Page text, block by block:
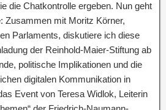
die Chatkontrolle ergeben. Nun geht
Zusammen mit Moritz Körner,
Parlaments, diskutiere ich diese
der Reinhold-Maier-Stiftung ab
politische Implikationen und die
digitalen Kommunikation in
Event von Teresa Widlok, Leiterin